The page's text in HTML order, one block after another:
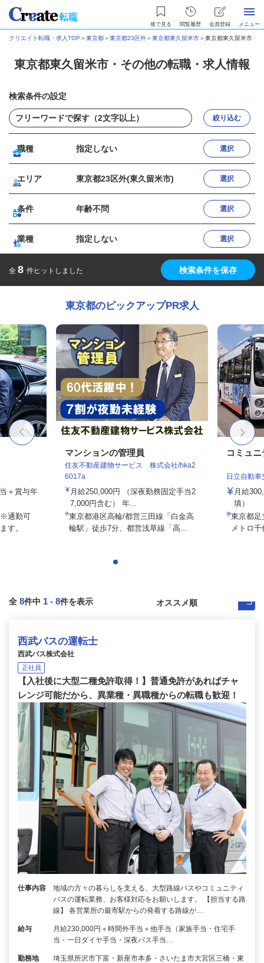
後で見る 閲覧履歴 会員登録 メニュー
クリエイト転職・求人TOP ＞東京都＞東京都23区外＞東京都東久留米市＞東京都東久留米市・
東京都東久留米市・その他の転職・求人情報
検索条件の設定
絞り込む
職種 指定しない 選択
エリア 東京都23区外(東久留米市) 選択
条件 年齢不問 選択
業種 指定しない 選択
全 8 件ヒットしました 検索条件を保存
東京都のピックアップPR求人
＋賞与年
通勤可
す。
マンションの管理員
住友不動産建物サービス 株式会社/hka2
6017a
月給250,000円 （深夜勤務固定手当2
7,000円含む） 年...
東京都港区高輪/都営三田線「白金高
輪駅」徒歩7分、都営浅草線「高...
コミュ
日立自動
月給
填）
東京都足
メトロ
全 8件中 1 - 8件を表示
西武バスの運転士
西武バス株式会社
正社員
【入社後に大型二種免許取得！】普通免許があればチャ
レンジ可能だから、異業種・異職種からの転職も歓迎！
仕事内容
地域の方々の暮らしを支える、大型路線バスやコミュニティ
バスの運転業務、お客様対応をお願いします。 【担当する路
線】 各営業所の最寄駅からの発着する路線が…
給与
月給230,000円＋時間外手当＋他手当（家族手当・住宅手
当・一日ダイヤ手当・深夜バス手当…
勤務地
埼玉県所沢市下富・新座市本多・さいたま市大宮区三橋・東